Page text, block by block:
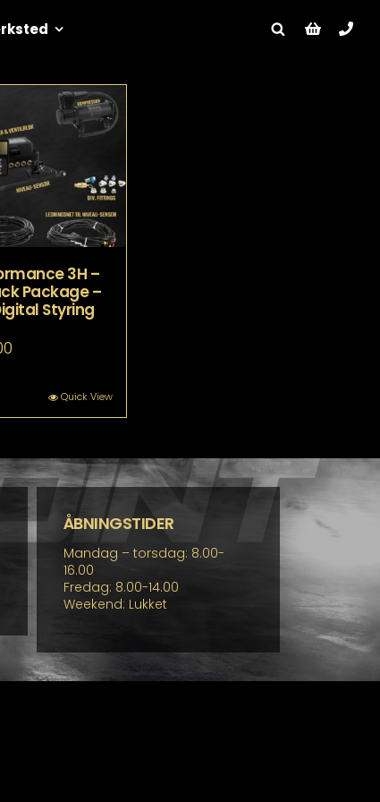
3H –
Package –
Styring
Quick View
ÅBNINGSTIDER
Mandag – torsdag: 8.00-
16.00
Fredag: 8.00-14.00
Weekend: Lukket